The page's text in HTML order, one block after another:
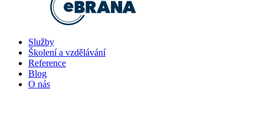
Služby
Školení a vzdělávání
Reference
Blog
O nás